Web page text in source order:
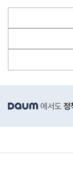
다
음
단
영